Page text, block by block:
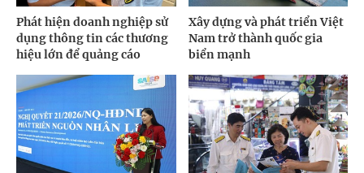
Phát hiện doanh nghiệp sử
dụng thông tin các thương
hiệu lớn để quảng cáo
Xây dựng và phát triển Việt
Nam trở thành quốc gia
biển mạnh